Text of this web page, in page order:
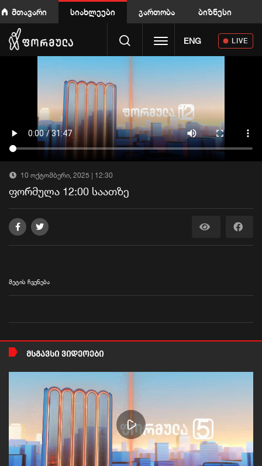
მთავარი სიახლეები გართობა ბიზნესი
Toggle navigation
ENG LIVE
10 ოქტომბერი, 2025 | 12:30
ფორმულა 12:00 საათზე
მეტის ჩვენება
ᲛᲡᲒᲐᲕᲡᲘ ᲕᲘᲓᲔᲝᲔᲑᲘ